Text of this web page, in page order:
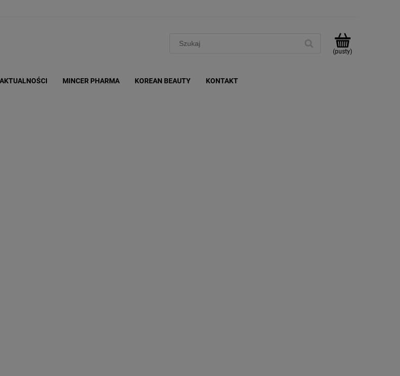
(pusty)
AKTUALNOŚCI MINCER PHARMA KOREAN BEAUTY KONTAKT